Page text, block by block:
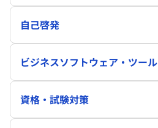
自己啓発
ビジネスソフトウェア・ツール
資格・試験対策